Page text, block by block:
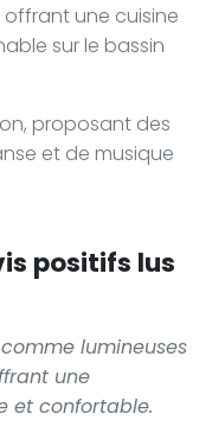
offrant une cuisine
sur le bassin
proposant des
et de musique
positifs lus
lumineuses
une
et confortable.